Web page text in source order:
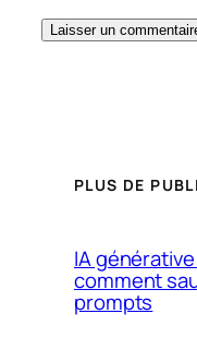
PLUS DE
IA
comment
prompts